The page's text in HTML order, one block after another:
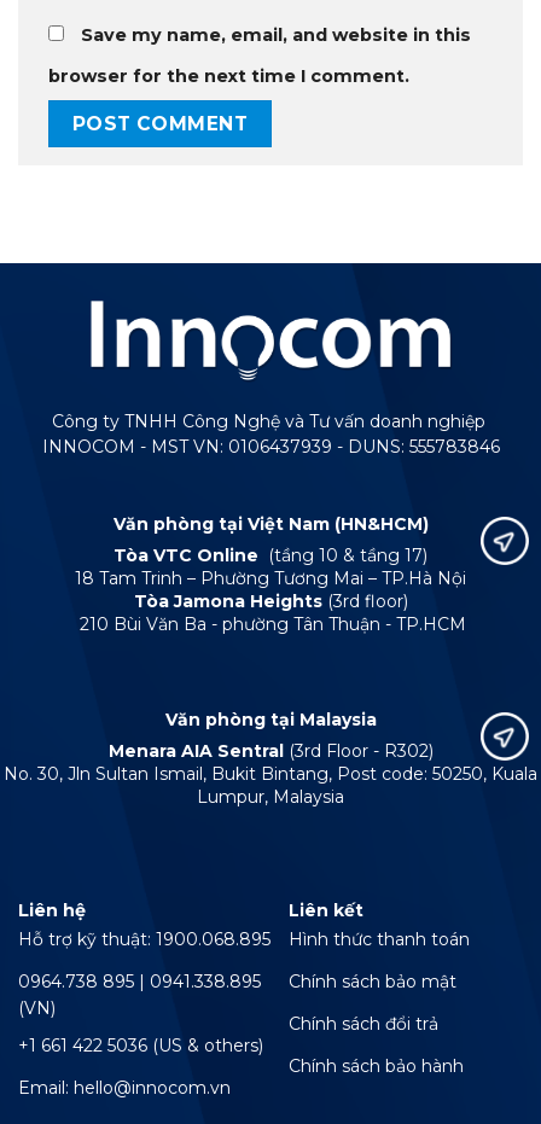
Save my name, email, and website in this
browser for the next time I comment.
Công ty TNHH Công Nghệ và Tư vấn doanh nghiệp
INNOCOM - MST VN: 0106437939 - DUNS: 555783846
Văn phòng tại Việt Nam (HN&HCM)
Tòa VTC Online
(tầng 10 & tầng 17)
18 Tam Trinh – Phường Tương Mai – TP.Hà Nội
Tòa Jamona Heights (3rd floor)
210 Bùi Văn Ba - phường Tân Thuận - TP.HCM
Văn phòng tại Malaysia
Menara AIA Sentral (3rd Floor - R302)
No. 30, Jln Sultan Ismail, Bukit Bintang, Post code: 50250, Kuala
Lumpur, Malaysia
Liên hệ
Hỗ trợ kỹ thuật: 1900.068.895
0964.738 895 | 0941.338.895
(VN)
+1 661 422 5036 (US & others)
Email: hello@innocom.vn
Liên kết
Hình thức thanh toán
Chính sách bảo mật
Chính sách đổi trả
Chính sách bảo hành